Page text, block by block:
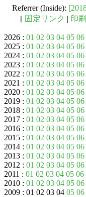
Referrer (Inside):
[ 固定リンク | 印
2026 : 01 02 03 04 05 06
2025 : 01 02 03 04 05 06
2024 : 01 02 03 04 05 06
2023 : 01 02 03 04 05 06
2022 : 01 02 03 04 05 06
2021 : 01 02 03 04 05 06
2020 : 01 02 03 04 05 06
2019 : 01 02 03 04 05 06
2018 : 01 02 03 04 05 06
2017 : 01 02 03 04 05 06
2016 : 01 02 03 04 05 06
2015 : 01 02 03 04 05 06
2014 : 01 02 03 04 05 06
2013 : 01 02 03 04 05 06
2012 : 01 02 03 04 05 06
2011 : 01 02 03 04 05 06
2010 : 01 02 03 04 05 06
2009 : 01 02 03 04 05 06